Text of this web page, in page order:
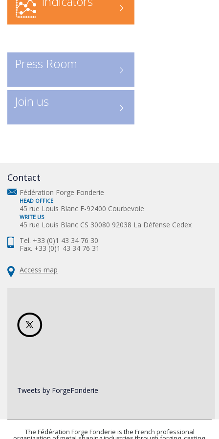
federation/rechercher-une-
entreprise-forge-fonderie/contact
directement à l’annuaire numérique
Consulter les entreprises :
Un outil indispensable pour
découvrir les acteurs clés de la
Press Room
Join us
Contact
Fédération Forge Fonderie
HEAD OFFICE
45 rue Louis Blanc F-92400 Courbevoie
WRITE US
45 rue Louis Blanc CS 30080 92038 La Défense Cedex
Tel. +33 (0)1 43 34 76 30
Fax. +33 (0)1 43 34 76 31
Access map
Tweets by ForgeFonderie
The Fédération Forge Fonderie is the French professional